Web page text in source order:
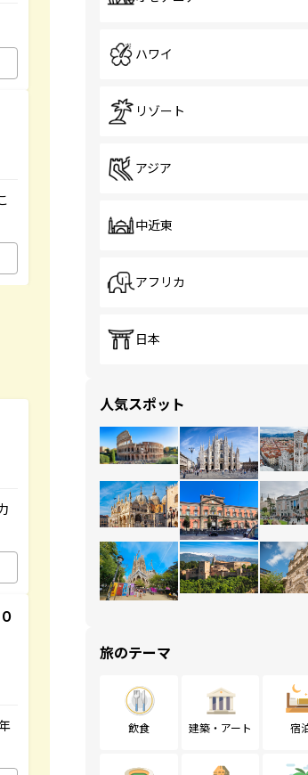
ハワイ
リゾート
アジア
中近東
アフリカ
日本
人気スポット
旅のテーマ
飲食 建築・アート 宿